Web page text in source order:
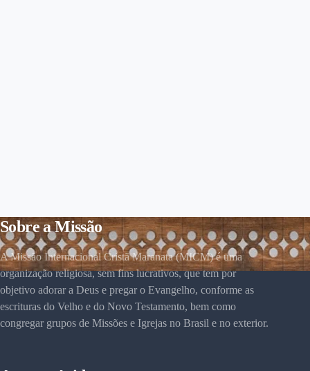
Sobre a Missão
A Missão Internacional Cristã Maranata (MICM) é uma
organização religiosa, sem fins lucrativos, que tem por
objetivo adorar a Deus e pregar o Evangelho, conforme as
escrituras do Velho e do Novo Testamento, bem como
congregar grupos de Missões e Igrejas no Brasil e no exterior.